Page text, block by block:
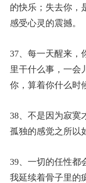
的快乐；失去你，
感受心灵的震撼。
37、每一天醒来，
里干什么事，一会
你，算着你什么时
38、不是因为寂寞
孤独的感觉之所以
39、一切的任性都
我延续着骨子里的